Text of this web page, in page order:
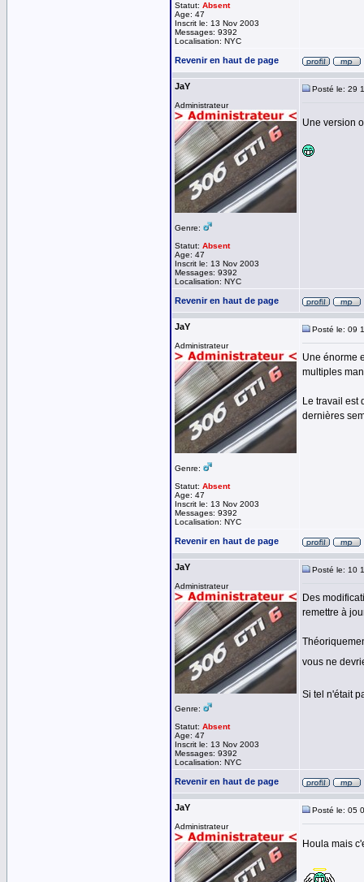
Statut: Absent
Age: 47
Inscrit le: 13 Nov 2003
Messages: 9392
Localisation: NYC
Revenir en haut de page
JaY
Administrateur
Genre:
Statut: Absent
Age: 47
Inscrit le: 13 Nov 2003
Messages: 9392
Localisation: NYC
Posté le: 29
Une version
Revenir en haut de page
JaY
Administrateur
Genre:
Statut: Absent
Age: 47
Inscrit le: 13 Nov 2003
Messages: 9392
Localisation: NYC
Posté le: 09
Une énorme
multiples
Le travail est
dernières
Revenir en haut de page
JaY
Administrateur
Genre:
Statut: Absent
Age: 47
Inscrit le: 13 Nov 2003
Messages: 9392
Localisation: NYC
Posté le: 10
Des
remettre à
vous ne
Si tel n'était
Revenir en haut de page
JaY
Administrateur
Posté le: 05
Houla mais